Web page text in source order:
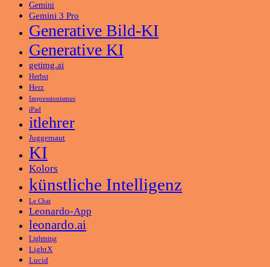
Gemini
Gemini 3 Pro
Generative Bild-KI
Generative KI
getimg.ai
Herbst
Herz
Impressionismus
iPad
itlehrer
Juggernaut
KI
Kolors
künstliche Intelligenz
Le Chat
Leonardo-App
leonardo.ai
Lightning
LightX
Lucid